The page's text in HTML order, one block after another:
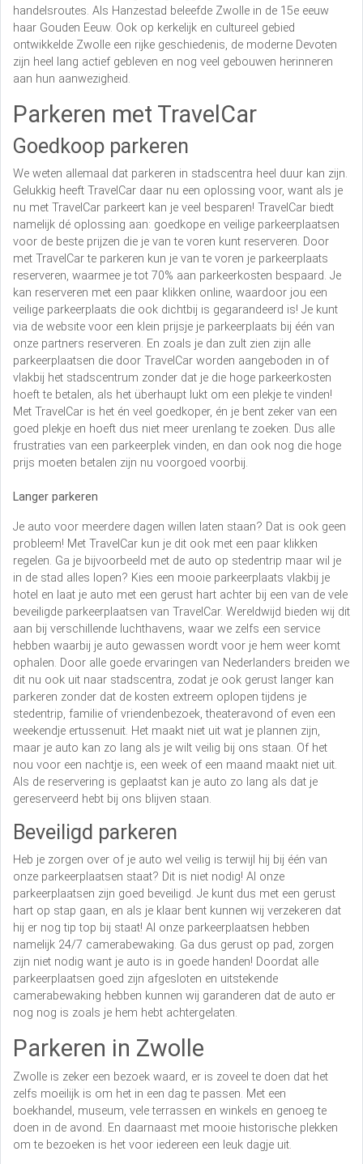
handelsroutes. Als Hanzestad beleefde Zwolle in de 15e eeuw
haar Gouden Eeuw. Ook op kerkelijk en cultureel gebied
ontwikkelde Zwolle een rijke geschiedenis, de moderne Devoten
zijn heel lang actief gebleven en nog veel gebouwen herinneren
aan hun aanwezigheid.
Parkeren met TravelCar
Goedkoop parkeren
We weten allemaal dat parkeren in stadscentra heel duur kan zijn.
Gelukkig heeft TravelCar daar nu een oplossing voor, want als je
nu met TravelCar parkeert kan je veel besparen! TravelCar biedt
namelijk dé oplossing aan: goedkope en veilige parkeerplaatsen
voor de beste prijzen die je van te voren kunt reserveren. Door
met TravelCar te parkeren kun je van te voren je parkeerplaats
reserveren, waarmee je tot 70% aan parkeerkosten bespaard. Je
kan reserveren met een paar klikken online, waardoor jou een
veilige parkeerplaats die ook dichtbij is gegarandeerd is! Je kunt
via de website voor een klein prijsje je parkeerplaats bij één van
onze partners reserveren. En zoals je dan zult zien zijn alle
parkeerplaatsen die door TravelCar worden aangeboden in of
vlakbij het stadscentrum zonder dat je die hoge parkeerkosten
hoeft te betalen, als het überhaupt lukt om een plekje te vinden!
Met TravelCar is het én veel goedkoper, én je bent zeker van een
goed plekje en hoeft dus niet meer urenlang te zoeken. Dus alle
frustraties van een parkeerplek vinden, en dan ook nog die hoge
prijs moeten betalen zijn nu voorgoed voorbij.
Langer parkeren
Je auto voor meerdere dagen willen laten staan? Dat is ook geen
probleem! Met TravelCar kun je dit ook met een paar klikken
regelen. Ga je bijvoorbeeld met de auto op stedentrip maar wil je
in de stad alles lopen? Kies een mooie parkeerplaats vlakbij je
hotel en laat je auto met een gerust hart achter bij een van de vele
beveiligde parkeerplaatsen van TravelCar. Wereldwijd bieden wij dit
aan bij verschillende luchthavens, waar we zelfs een service
hebben waarbij je auto gewassen wordt voor je hem weer komt
ophalen. Door alle goede ervaringen van Nederlanders breiden we
dit nu ook uit naar stadscentra, zodat je ook gerust langer kan
parkeren zonder dat de kosten extreem oplopen tijdens je
stedentrip, familie of vriendenbezoek, theateravond of even een
weekendje ertussenuit. Het maakt niet uit wat je plannen zijn,
maar je auto kan zo lang als je wilt veilig bij ons staan. Of het
nou voor een nachtje is, een week of een maand maakt niet uit.
Als de reservering is geplaatst kan je auto zo lang als dat je
gereserveerd hebt bij ons blijven staan.
Beveiligd parkeren
Heb je zorgen over of je auto wel veilig is terwijl hij bij één van
onze parkeerplaatsen staat? Dit is niet nodig! Al onze
parkeerplaatsen zijn goed beveiligd. Je kunt dus met een gerust
hart op stap gaan, en als je klaar bent kunnen wij verzekeren dat
hij er nog tip top bij staat! Al onze parkeerplaatsen hebben
namelijk 24/7 camerabewaking. Ga dus gerust op pad, zorgen
zijn niet nodig want je auto is in goede handen! Doordat alle
parkeerplaatsen goed zijn afgesloten en uitstekende
camerabewaking hebben kunnen wij garanderen dat de auto er
nog nog is zoals je hem hebt achtergelaten.
Parkeren in Zwolle
Zwolle is zeker een bezoek waard, er is zoveel te doen dat het
zelfs moeilijk is om het in een dag te passen. Met een
boekhandel, museum, vele terrassen en winkels en genoeg te
doen in de avond. En daarnaast met mooie historische plekken
om te bezoeken is het voor iedereen een leuk dagje uit.